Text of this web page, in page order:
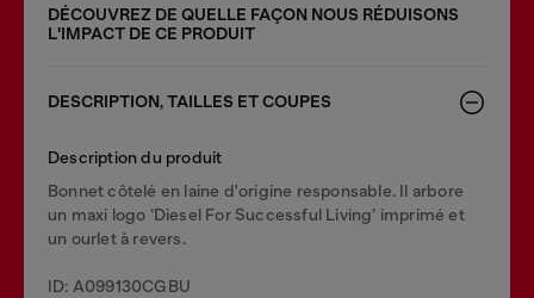
DÉCOUVREZ DE QUELLE FAÇON NOUS RÉDUISONS
LʹIMPACT DE CE PRODUIT
DESCRIPTION, TAILLES ET COUPES
Description du produit
Bonnet côtelé en laine d'origine responsable. Il arbore
un maxi logo ‘Diesel For Successful Living’ imprimé et
un ourlet à revers.
ID: A099130CGBU